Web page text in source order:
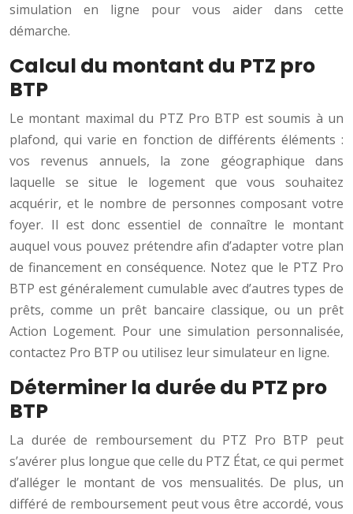
simulation en ligne pour vous aider dans cette
démarche.
Calcul du montant du PTZ pro
BTP
Le montant maximal du PTZ Pro BTP est soumis à un
plafond, qui varie en fonction de différents éléments :
vos revenus annuels, la zone géographique dans
laquelle se situe le logement que vous souhaitez
acquérir, et le nombre de personnes composant votre
foyer. Il est donc essentiel de connaître le montant
auquel vous pouvez prétendre afin d’adapter votre plan
de financement en conséquence. Notez que le PTZ Pro
BTP est généralement cumulable avec d’autres types de
prêts, comme un prêt bancaire classique, ou un prêt
Action Logement. Pour une simulation personnalisée,
contactez Pro BTP ou utilisez leur simulateur en ligne.
Déterminer la durée du PTZ pro
BTP
La durée de remboursement du PTZ Pro BTP peut
s’avérer plus longue que celle du PTZ État, ce qui permet
d’alléger le montant de vos mensualités. De plus, un
différé de remboursement peut vous être accordé, vous